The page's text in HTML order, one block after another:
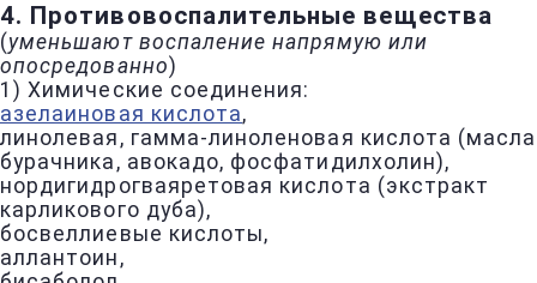
4. Противовоспалительные вещества
(уменьшают воспаление напрямую или
опосредованно)
1) Химические соединения:
азелаиновая кислота,
линолевая, гамма-линоленовая кислота (масла
бурачника, авокадо, фосфатидилхолин),
нордигидрогваяретовая кислота (экстракт
карликового дуба),
босвеллиевые кислоты,
аллантоин,